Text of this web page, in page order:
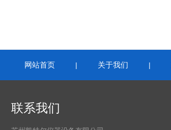
网站首页 | 关于我们 |
联系我们